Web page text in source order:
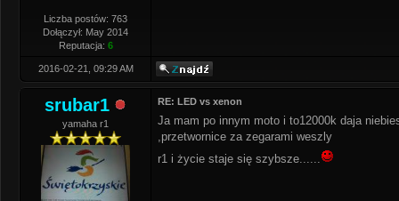
Liczba postów: 763
Dołączył: May 2014
Reputacja: 6
2016-02-21, 09:29 AM
srubar1
yamaha r1
RE: LED vs xenon
Ja mam po innym moto i to12000k daja
,przetwornice za zegarami weszly
r1 i życie staje się szybsze......